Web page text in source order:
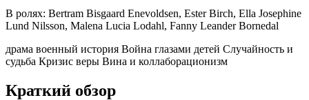
В ролях: Bertram Bisgaard Enevoldsen, Ester Birch, Ella Josephine
Lund Nilsson, Malena Lucia Lodahl, Fanny Leander Bornedal
драма военный история Война глазами детей Случайность и
судьба Кризис веры Вина и коллаборационизм
Краткий обзор